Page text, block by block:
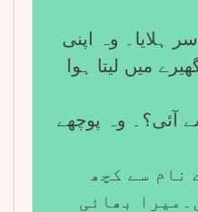
ہلایا۔ وہ اپنی
میں لیتا ہوا
آئی؟۔ وہ پوچھے
نام سے کچھ
بھائی